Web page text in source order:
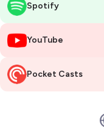
Résumé de l'épisode :
pour son territoire et
🎢
En termes de stratégie
touristique doit aussi
Spotify
YouTube
Pocket Casts